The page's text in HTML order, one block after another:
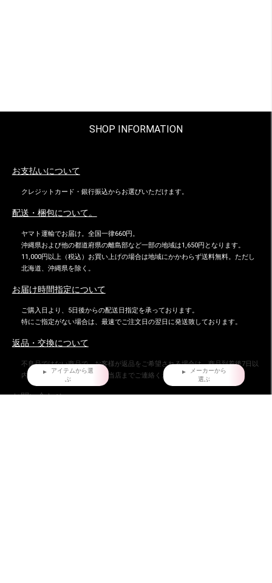
SHOP INFORMATION
お支払いについて
クレジットカード・銀行振込からお選びいただけます。
配送・梱包について。
ヤマト運輸でお届け。全国一律660円。
沖縄県および他の都道府県の離島部など一部の地域は1,650円となります。
11,000円以上（税込）お買い上げの場合は地域にかかわらず送料無料。ただし
北海道、沖縄県を除く。
お届け時間指定について
ご購入日より、5日後からの配送日指定を承っております。
特にご指定がない場合は、最速でご注文日の翌日に発送致しております。
返品・交換について
不良品ではない商品で、お客様が返品をご希望される場合は、商品到着後7日以
内に返品条件をご確認の上、当店までご連絡ください。
お問い合わせ
アイテムから選
ぶ
メーカーから
選ぶ